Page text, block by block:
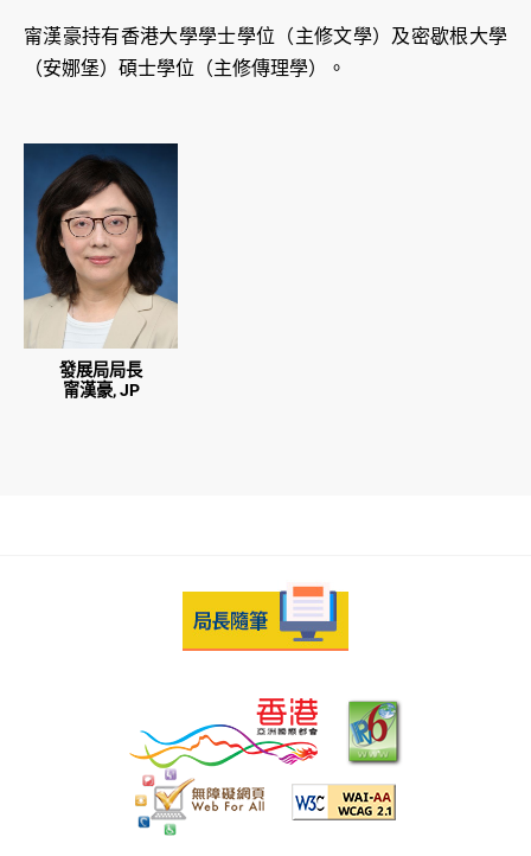
甯漢豪持有香港大學學士學位（主修文學）及密歇根大學
（安娜堡）碩士學位（主修傳理學）。
發展局局長
甯漢豪, JP